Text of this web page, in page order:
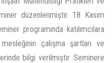
düzenlenmiştir. 18 Kasım
programında katılımcılara
çalışma şartları ve
bilgi verilmiştir. Seminere